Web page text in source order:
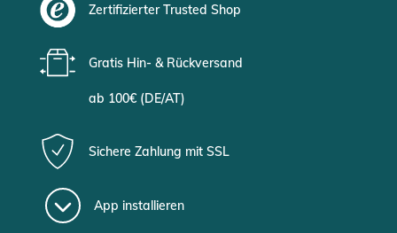
Zertifizierter Trusted Shop
Gratis Hin- & Rückversand
ab 100€ (DE/AT)
Sichere Zahlung mit SSL
App installieren